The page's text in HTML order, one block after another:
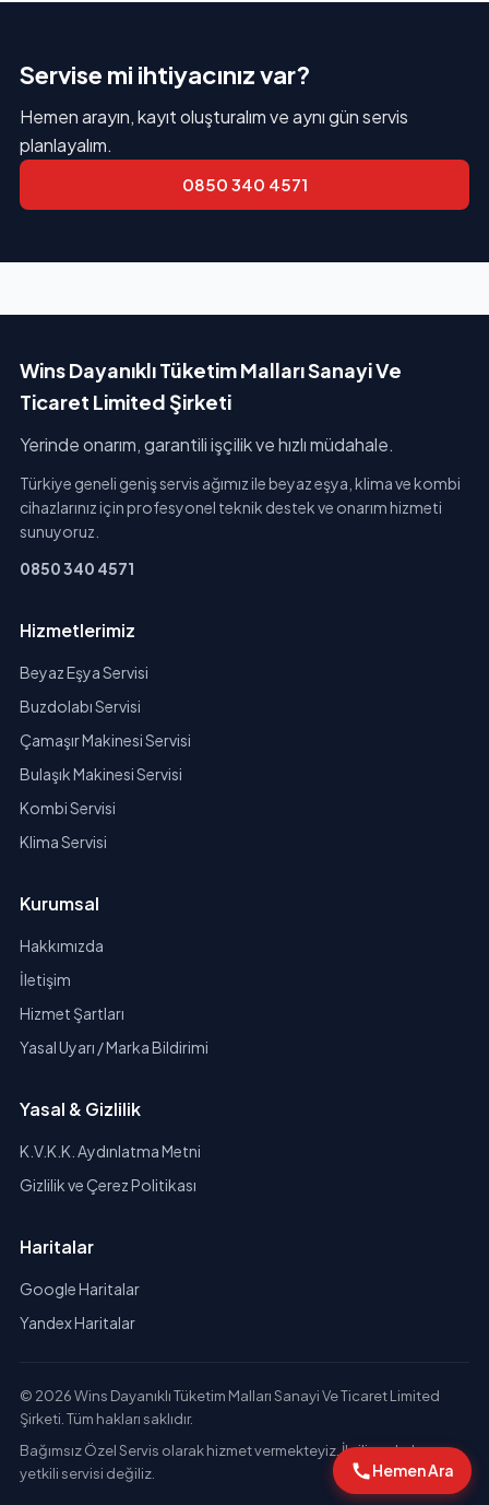
Servise mi ihtiyacınız var?
Hemen arayın, kayıt oluşturalım ve aynı gün servis
planlayalım.
0850 340 4571
Wins Dayanıklı Tüketim Malları Sanayi Ve
Ticaret Limited Şirketi
Yerinde onarım, garantili işçilik ve hızlı müdahale.
Türkiye geneli geniş servis ağımız ile beyaz eşya, klima ve kombi
cihazlarınız için profesyonel teknik destek ve onarım hizmeti
sunuyoruz.
0850 340 4571
Hizmetlerimiz
Beyaz Eşya Servisi
Buzdolabı Servisi
Çamaşır Makinesi Servisi
Bulaşık Makinesi Servisi
Kombi Servisi
Klima Servisi
Kurumsal
Hakkımızda
İletişim
Hizmet Şartları
Yasal Uyarı / Marka Bildirimi
Yasal & Gizlilik
K.V.K.K. Aydınlatma Metni
Gizlilik ve Çerez Politikası
Haritalar
Google Haritalar
Yandex Haritalar
© 2026 Wins Dayanıklı Tüketim Malları Sanayi Ve Ticaret Limited
Şirketi. Tüm hakları saklıdır.
Bağımsız Özel Servis olarak hizmet vermekteyiz. İlgili markaların
yetkili servisi değiliz.
Hemen Ara